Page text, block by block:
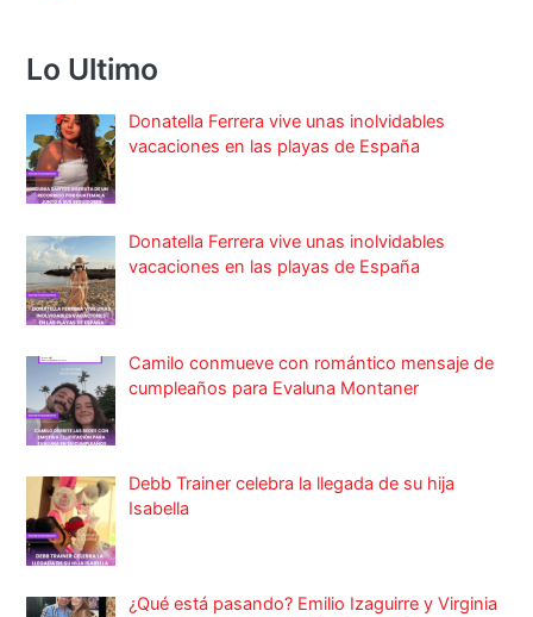
Lo Ultimo
Donatella Ferrera vive unas inolvidables
vacaciones en las playas de España
Donatella Ferrera vive unas inolvidables
vacaciones en las playas de España
Camilo conmueve con romántico mensaje de
cumpleaños para Evaluna Montaner
Debb Trainer celebra la llegada de su hija
Isabella
¿Qué está pasando? Emilio Izaguirre y Virginia